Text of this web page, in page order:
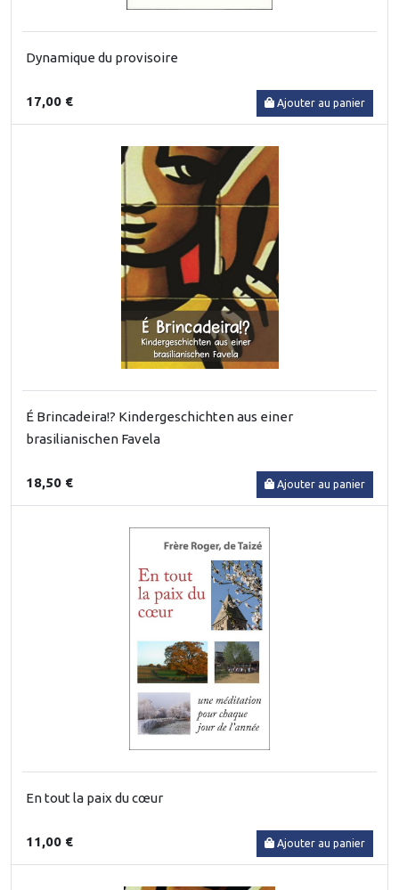
Dynamique du provisoire
17,00 € Ajouter au panier
É Brincadeira!? Kindergeschichten aus einer
brasilianischen Favela
18,50 € Ajouter au panier
En tout la paix du cœur
11,00 € Ajouter au panier